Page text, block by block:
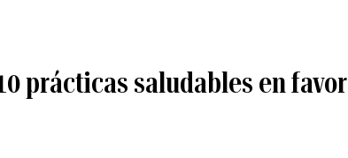
prácticas saludables en favor